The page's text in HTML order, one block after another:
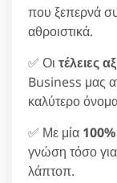
που ξεπερνά
αθροιστικά.
✅ Οι τέλειες
Business μας
καλύτερο
✅ Με μία
γνώση τόσο
λάπτοπ.